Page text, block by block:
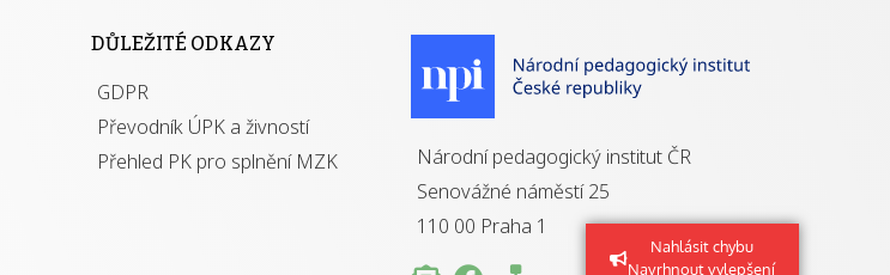
Nahlásit chybu
Navrhnout vylepšení
výhody má získání
DŮLEŽITÉ ODKAZY
GDPR
Převodník ÚPK a živností
Přehled PK pro splnění MZK
Národní pedagogický institut ČR
Senovážné náměstí 25
110 00 Praha 1